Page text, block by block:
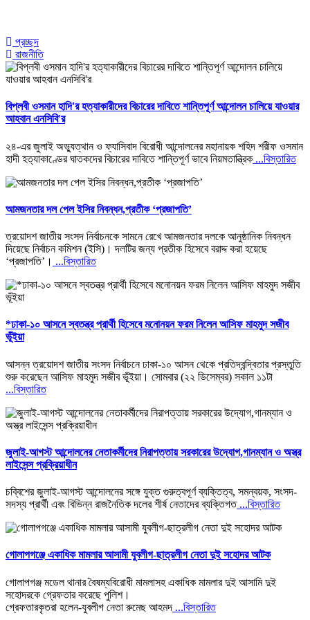
প্রচ্ছদ
রাজনীতি
বিপ্লবী ওসমান হাদি'র হত্যাকারীদের বিচারের দাবিতে শান্তিপূর্ণ আন্দোলন চালিয়ে যাওয়ার
আহবান এনসিবি'র
২৪-এর জুলাই অভ্যুত্থান ও ফ্যাসিবাদ বিরোধী আন্দোলনের মহানায়ক শহিদ শরীফ ওসমান
হাদী হত্যাকাণ্ডের ঘাতকদের বিচারের দাবিতে শান্তিপূর্ণ ভাবে নিয়মতান্ত্রিক ...বিস্তারিত
আমজনতার দল পেল ইসির নিবন্ধন,প্রতীক ‘প্রজাপতি’
ত্রয়োদশ জাতীয় সংসদ নির্বাচনকে সামনে রেখে আমজনতার দলকে আনুষ্ঠানিক নিবন্ধন
দিয়েছে নির্বাচন কমিশন (ইসি)। দলটির জন্য প্রতীক হিসেবে বরাদ্দ করা হয়েছে
‘প্রজাপতি’। ...বিস্তারিত
*ঢাকা-১০ আসনে স্বতন্ত্র প্রার্থী হিসেবে মনোনয়ন ফরম নিলেন আসিফ মাহমুদ সজীব
ভূঁইয়া
আসন্ন ত্রয়োদশ জাতীয় সংসদ নির্বাচনে ঢাকা-১০ আসন থেকে প্রতিদ্বন্দ্বিতার প্রস্তুতি
শুরু করেছেন আসিফ মাহমুদ সজীব ভূঁইয়া। সোমবার (২২ ডিসেম্বর) সকাল ১১টা
...বিস্তারিত
জুলাই-আগস্ট আন্দোলনের নেতাকর্মীদের নিরাপত্তায় সরকারের উদ্যোগ,গানম্যান ও অস্ত্র
লাইসেন্স প্রক্রিয়াধীন
চব্বিশের জুলাই-আগস্ট আন্দোলনের সঙ্গে যুক্ত গুরুত্বপূর্ণ ব্যক্তিত্ব, সমন্বয়ক, সংসদ-
সদস্য প্রার্থী এবং বিভিন্ন রাজনৈতিক দলের শীর্ষ নেতাদের ব্যক্তিগত...বিস্তারিত
গোলাপগঞ্জে একাধিক মামলার আসামী যুবলীগ-ছাত্রলীগ নেতা দুই সহোদর আটক
গোলাপগঞ্জ মডেল থানার বৈষম্যবিরোধী মামলাসহ একাধিক মামলার দুই আসামি দুই
সহোদরকে গ্রেফতার করেছে পুলিশ।
গ্রেফতারকৃতরা হলেন-যুবলীগ নেতা রুমেছ আহমদ ...বিস্তারিত